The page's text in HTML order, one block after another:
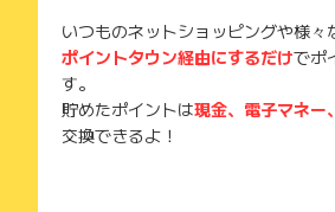
いつものネットショッピングや様々
ポイントタウン経由にするだけでポ
す。
貯めたポイントは現金、電子マネー
交換できるよ！